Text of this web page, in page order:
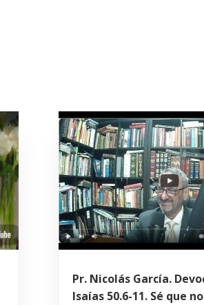
Pr. Nicolás García.
Isaías 50.6-11. Sé que